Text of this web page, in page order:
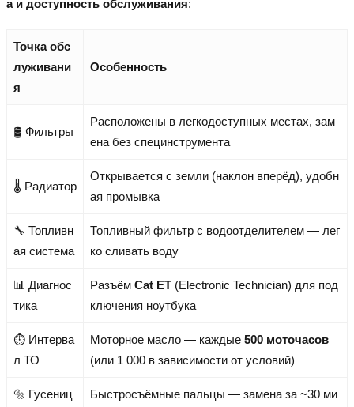
а и доступность обслуживания:
Точка обс
луживани
я
Особенность
🛢️ Фильтры
Расположены в легкодоступных местах, зам
ена без специнструмента
🌡️ Радиатор
Открывается с земли (наклон вперёд), удобн
ая промывка
🔧 Топливн
ая система
Топливный фильтр с водоотделителем — лег
ко сливать воду
📊 Диагнос
тика
Разъём Cat ET (Electronic Technician) для под
ключения ноутбука
⏱️ Интерва
л ТО
Моторное масло — каждые 500 моточасов
(или 1 000 в зависимости от условий)
🔩 Гусениц
Быстросъёмные пальцы — замена за ~30 ми